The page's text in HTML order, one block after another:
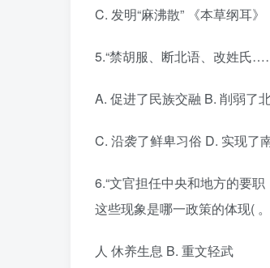
C. 发明“麻沸散” 《本草纲耳》
5.“禁胡服、断北语、改姓氏
A. 促进了民族交融 B. 削弱了
C. 沿袭了鲜卑习俗 D. 实现了
6.“文官担任中央和地方的要
这些现象是哪一政策的体现(
人 休养生息 B. 重文轻武